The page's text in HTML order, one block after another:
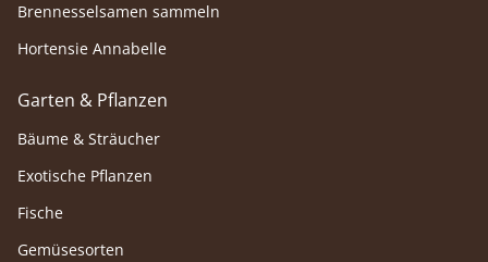
Brennesselsamen sammeln
Hortensie Annabelle
Garten & Pflanzen
Bäume & Sträucher
Exotische Pflanzen
Fische
Gemüsesorten